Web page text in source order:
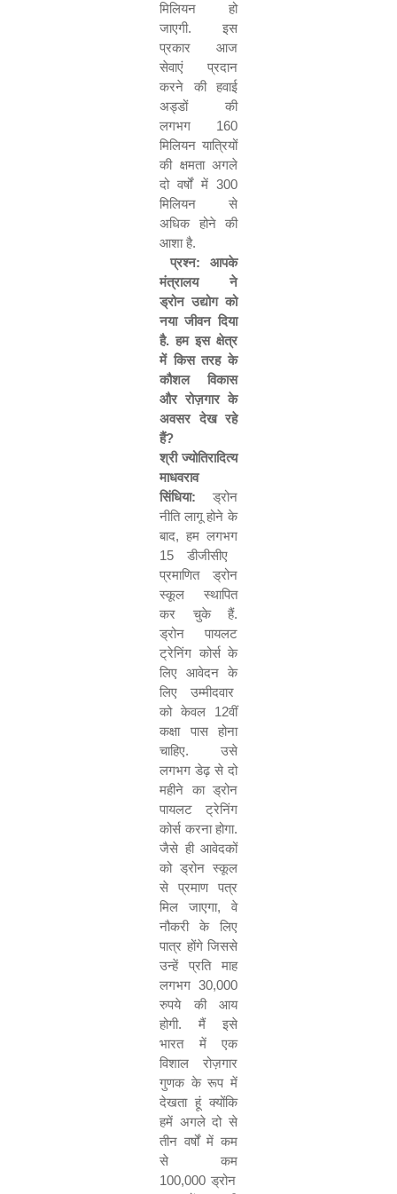
मिलियन
हो
जाएगी. इस
प्रकार
आज
सेवाएं
प्रदान
करने
की
हवाई
अड्डों
की
लगभग 160
मिलियन यात्रियों
की क्षमता अगले
दो वर्षों में300
मिलियन
से
अधिक
होने
की
आशा है.
प्रश्न: आपके
मंत्रालय
ने
ड्रोन उद्योग को
नया जीवन दिया
है. हम इस क्षेत्र
में किस तरह के
कौशल
विकास
और रोज़गार के
अवसर देख रहे
हैं?
श्री ज्योतिरादित्य
माधवराव
सिंधिया:
ड्रोन
नीति लागू होने के
बाद, हम लगभग
15 डीजीसीए
प्रमाणित
ड्रोन
स्कूल
स्थापित
कर
चुके हैं.
ड्रोन
पायलट
ट्रेनिंग कोर्स के
लिए आवेदन के
लिए
उम्मीदवार
को केवल 12वीं
कक्षा
पास
होना
चाहिए. उसे
लगभग डेढ़ से दो
महीने का ड्रोन
पायलट
ट्रेनिंग
कोर्स करना होगा.
जैसे ही आवेदकों
को ड्रोन स्कूल
से
प्रमाण
पत्र
मिल
जाएगा, वे
नौकरी
के
लिए
पात्र होंगे जिससे
उन्हें
प्रति
माह
लगभग 30,000
रुपये
की
आय
होगी. मैं
इसे
भारत
में
एक
विशाल
रोज़गार
गुणक के रूप में
देखता हूं क्योंकि
हमें अगले दो से
तीन वर्षों में कम
से
कम
100,000 ड्रोन